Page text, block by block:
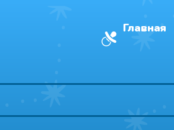
Главная